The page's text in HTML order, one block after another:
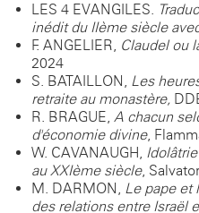
LES 4 EVANGILES.
inédit du IIème siècle
F. ANGELIER, Claudel ou
2024
S. BATAILLON, Les
retraite au monastère,
R. BRAGUE, A chacun
d'économie divine,
W. CAVANAUGH,
au XXIème siècle,
M. DARMON, Le pape et
des relations entre Israël